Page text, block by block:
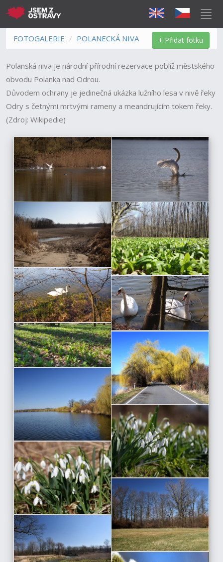
FOTOGALERIE POLANECKÁ NIVA + Přidat fotku
Polanská niva je národní přírodní rezervace poblíž městského
obvodu Polanka nad Odrou.
Důvodem ochrany je jedinečná ukázka lužního lesa v nivě řeky
Odry s četnými mrtvými rameny a meandrujícím tokem řeky.
(Zdroj: Wikipedie)